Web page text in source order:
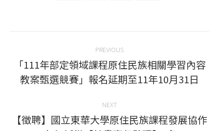
navigation
PREVIOUS
Previous
post:
「111年部定領域課程原住民族相關學習內容
教案甄選競賽」報名延期至11年10月31日
NEXT
Next
【徵聘】國立東華大學原住民族課程發展協作